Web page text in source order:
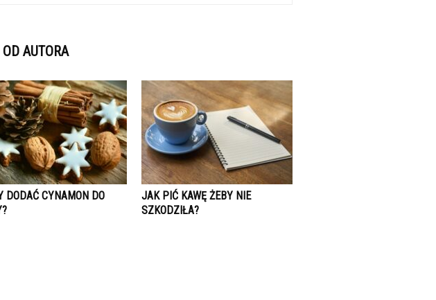
AUTORA
DODAĆ CYNAMON DO
JAK PIĆ KAWĘ ŻEBY NIE
SZKODZIŁA?